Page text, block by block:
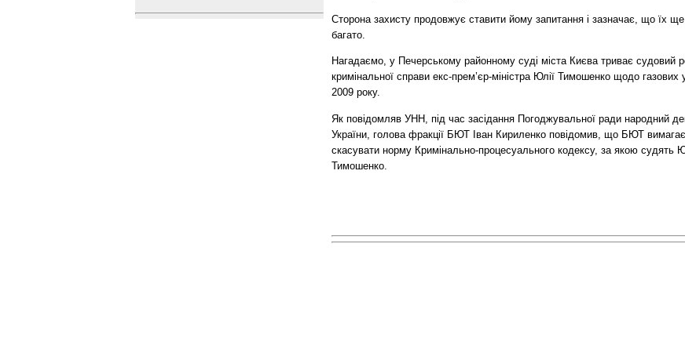
Сторона захисту продовжує ставити йому запитання і зазначає, що їх
багато.
Нагадаємо, у Печерському районному суді міста Києва триває судовий
кримінальної справи екс-прем’єр-міністра Юлії Тимошенко щодо газових
2009 року.
Як повідомляв УНН, під час засідання Погоджувальної ради народний
України, голова фракції БЮТ Іван Кириленко повідомив, що БЮТ вимагає
скасувати норму Кримінально-процесуального кодексу, за якою судять
Тимошенко.